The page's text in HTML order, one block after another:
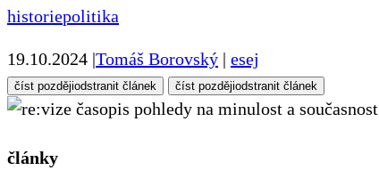
historiepolitika
19.10.2024 |Tomáš Borovský | esej
číst pozdějiodstranit článek číst pozdějiodstranit článek
pohledy na minulost a současnost
články